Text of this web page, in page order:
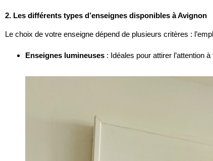
2. Les différents types d’enseignes disponibles à Avignon
Le choix de votre enseigne dépend de plusieurs critères :
Enseignes lumineuses : Idéales pour attirer l’attention